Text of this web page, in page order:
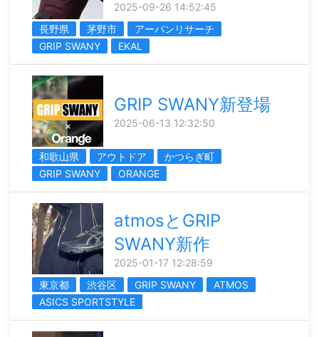
2025-09-26 14:52:45
長野県
茅野市
アーバンリサーチ
GRIP SWANY
EKAL
GRIP SWANY新登場
2025-06-13 12:32:50
和歌山県 アウトドア
かつらぎ町
GRIP SWANY
ORANGE
atmosとGRIP
SWANY新作
2025-01-17 12:28:59
東京都
渋谷区 GRIP SWANY
ATMOS
ASICS SPORTSTYLE